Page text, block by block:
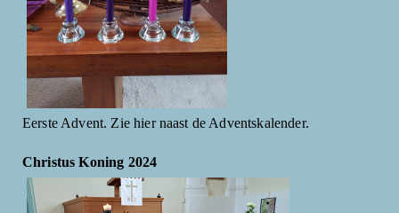
Eerste Advent. Zie hier naast de Adventskalender.
Christus Koning 2024